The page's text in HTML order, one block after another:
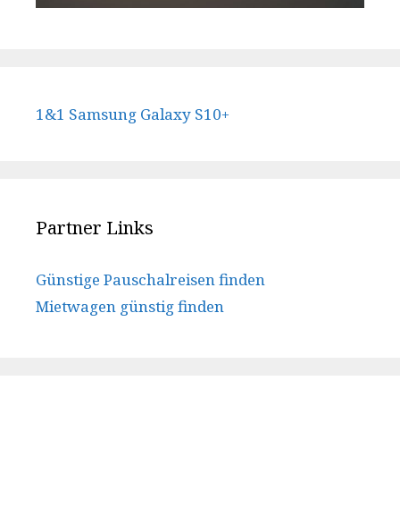
1&1 Samsung Galaxy S10+
Partner Links
Günstige Pauschalreisen finden
Mietwagen günstig finden